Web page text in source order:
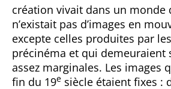
création vivait dans un monde
n’existait pas d’images en
excepte celles produites par
précinéma et qui demeuraient
assez marginales. Les images
fin du 19e siècle étaient fixes :